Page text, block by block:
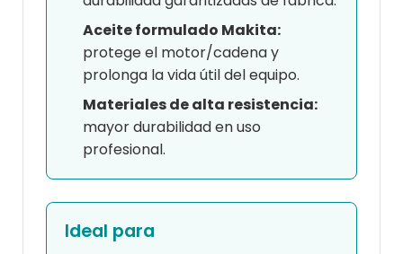
Aceite formulado Makita:
protege el motor/cadena y
prolonga la vida útil del equipo.
Materiales de alta resistencia:
mayor durabilidad en uso
profesional.
Ideal para